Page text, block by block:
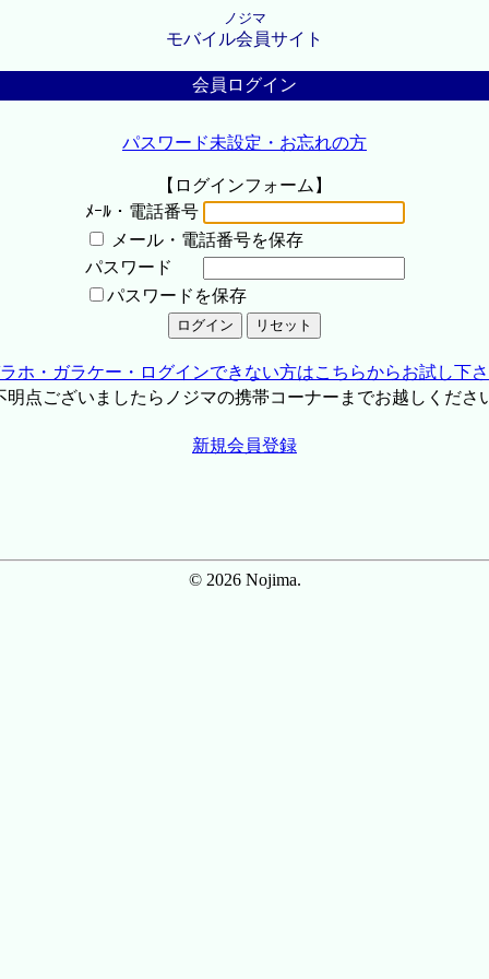
ノジマ
モバイル会員サイト
会員ログイン
パスワード未設定・お忘れの方
【ログインフォーム】
ﾒｰﾙ・電話番号
メール・電話番号を保存
パスワード
パスワードを保存
ホ・ガラケー・ログインできない方はこちらからお試し下
点ございましたらノジマの携帯コーナーまでお越しくださ
新規会員登録
© 2026 Nojima.